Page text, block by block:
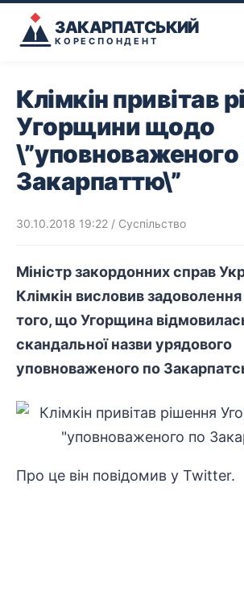
ЗАКАРПАТСЬКИЙ
КОРЕСПОНДЕНТ
Клімкін привітав
Угорщини щодо
\”уповноваженого
Закарпаттю\”
30.10.2018 19:22 / Суспільство
Міністр закордонних справ
Клімкін висловив
того, що Угорщина
скандальної назви урядового
уповноваженого по
Про це він повідомив у Twitter.